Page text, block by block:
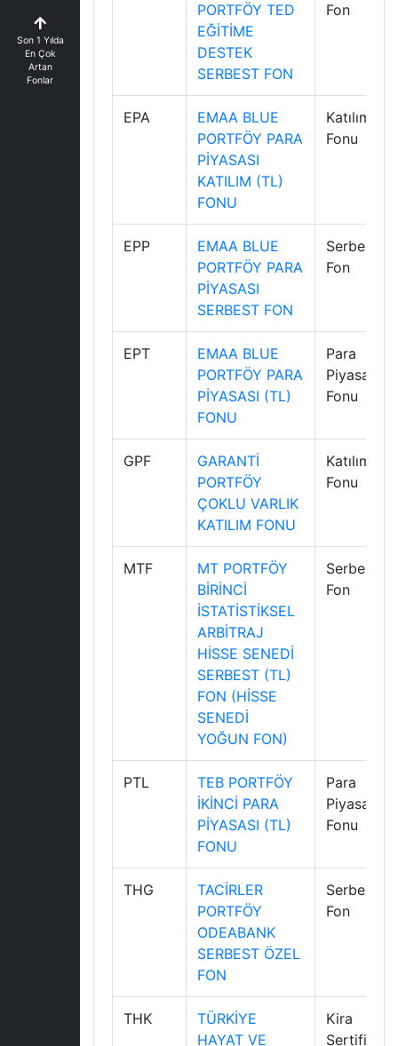
Son 1 Yılda
En Çok
Artan
Fonlar
PORTFÖY TED
EĞİTİME
DESTEK
SERBEST FON
Fon
EPA
EMAA BLUE
PORTFÖY PARA
PİYASASI
KATILIM (TL)
FONU
Katılım
Fonu
EPP
EMAA BLUE
PORTFÖY PARA
PİYASASI
SERBEST FON
Serbest
Fon
EPT
EMAA BLUE
PORTFÖY PARA
PİYASASI (TL)
FONU
Para
Piyasası
Fonu
GPF
GARANTİ
PORTFÖY
ÇOKLU VARLIK
KATILIM FONU
Katılım
Fonu
MTF
MT PORTFÖY
BİRİNCİ
İSTATİSTİKSEL
ARBİTRAJ
HİSSE SENEDİ
SERBEST (TL)
FON (HİSSE
SENEDİ
YOĞUN FON)
Serbest
Fon
PTL
TEB PORTFÖY
İKİNCİ PARA
PİYASASI (TL)
FONU
Para
Piyasası
Fonu
THG
TACİRLER
PORTFÖY
ODEABANK
SERBEST ÖZEL
FON
Serbest
Fon
THK
TÜRKİYE
HAYAT VE
Kira
Sertifikasi